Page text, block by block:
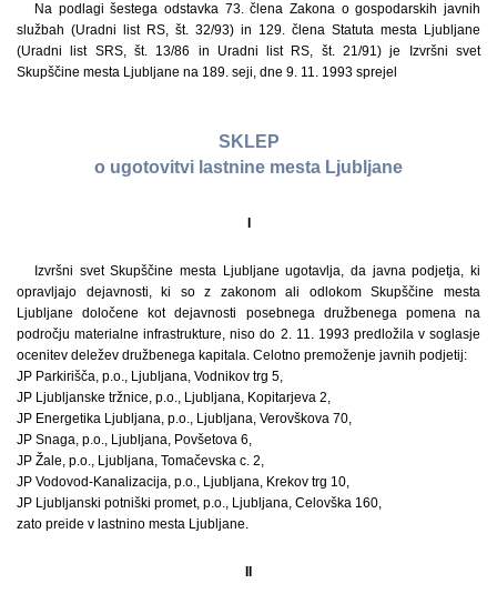
Na podlagi šestega odstavka 73. člena Zakona o gospodarskih javnih
službah (Uradni list RS, št. 32/93) in 129. člena Statuta mesta Ljubljane
(Uradni list SRS, št. 13/86 in Uradni list RS, št. 21/91) je Izvršni svet
Skupščine mesta Ljubljane na 189. seji, dne 9. 11. 1993 sprejel
SKLEP
o ugotovitvi lastnine mesta Ljubljane
I
Izvršni svet Skupščine mesta Ljubljane ugotavlja, da javna podjetja, ki
opravljajo dejavnosti, ki so z zakonom ali odlokom Skupščine mesta
Ljubljane določene kot dejavnosti posebnega družbenega pomena na
področju materialne infrastrukture, niso do 2. 11. 1993 predložila v soglasje
ocenitev deležev družbenega kapitala. Celotno premoženje javnih podjetij:
JP Parkirišča, p.o., Ljubljana, Vodnikov trg 5,
JP Ljubljanske tržnice, p.o., Ljubljana, Kopitarjeva 2,
JP Energetika Ljubljana, p.o., Ljubljana, Verovškova 70,
JP Snaga, p.o., Ljubljana, Povšetova 6,
JP Žale, p.o., Ljubljana, Tomačevska c. 2,
JP Vodovod-Kanalizacija, p.o., Ljubljana, Krekov trg 10,
JP Ljubljanski potniški promet, p.o., Ljubljana, Celovška 160,
zato preide v lastnino mesta Ljubljane.
II